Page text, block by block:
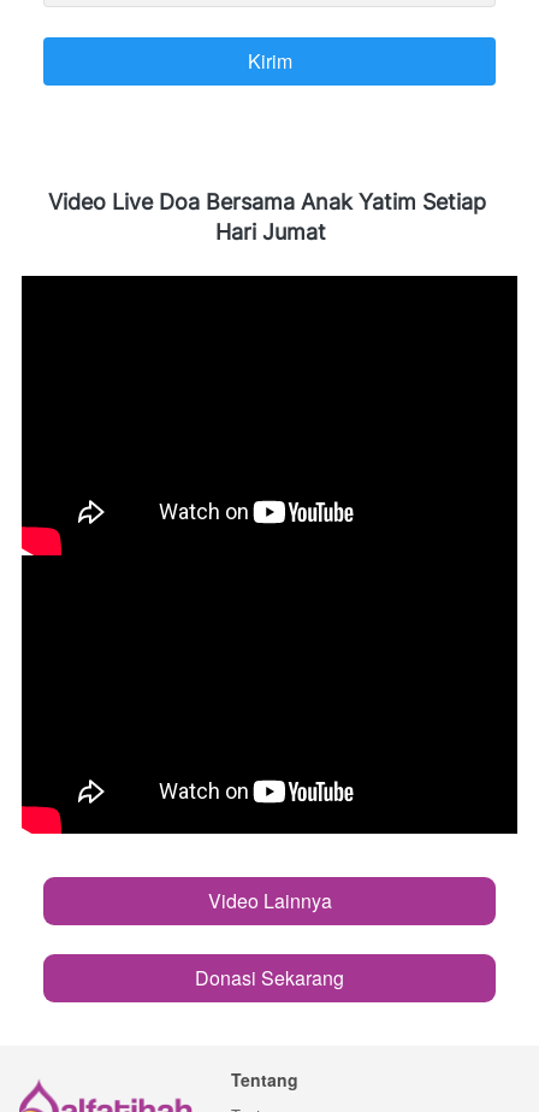
`Kirim
Video Live Doa Bersama Anak Yatim Setiap
Hari Jumat
`
Video Lainnya
`Donasi Sekarang
Tentang